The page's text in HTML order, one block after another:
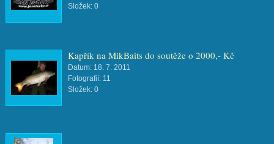
Složek: 0
Kapřík na MikBaits do soutěže o 2000,- Kč
Datum: 18. 7. 2011
Fotografií: 11
Složek: 0